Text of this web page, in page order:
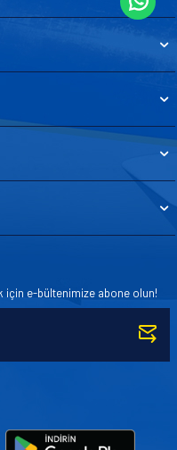
için e-bültenimize abone olun!